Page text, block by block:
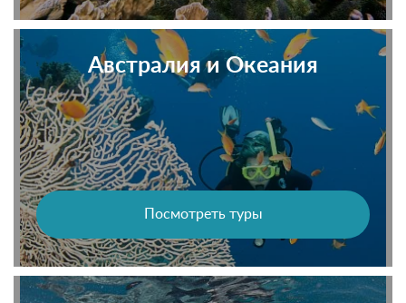
Австралия и Океания
Посмотреть туры